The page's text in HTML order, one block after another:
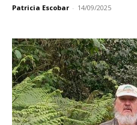
Patricia Escobar - 14/09/2025